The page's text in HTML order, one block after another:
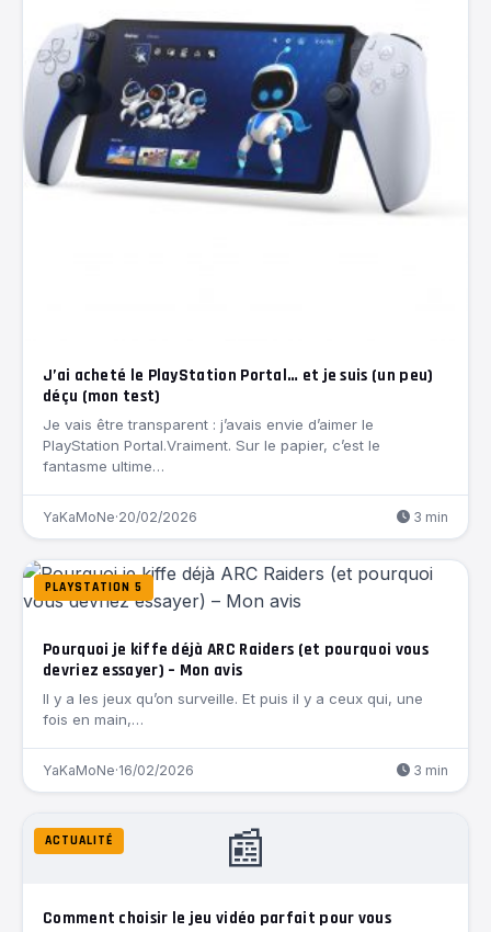
J’ai acheté le PlayStation Portal… et je suis (un peu)
déçu (mon test)
Je vais être transparent : j’avais envie d’aimer le
PlayStation Portal.Vraiment. Sur le papier, c’est le
fantasme ultime…
YaKaMoNe·20/02/2026 3 min
PLAYSTATION 5
Pourquoi je kiffe déjà ARC Raiders (et pourquoi vous
devriez essayer) – Mon avis
Il y a les jeux qu’on surveille. Et puis il y a ceux qui, une
fois en main,…
YaKaMoNe·16/02/2026 3 min
📰
ACTUALITÉ
Comment choisir le jeu vidéo parfait pour vous